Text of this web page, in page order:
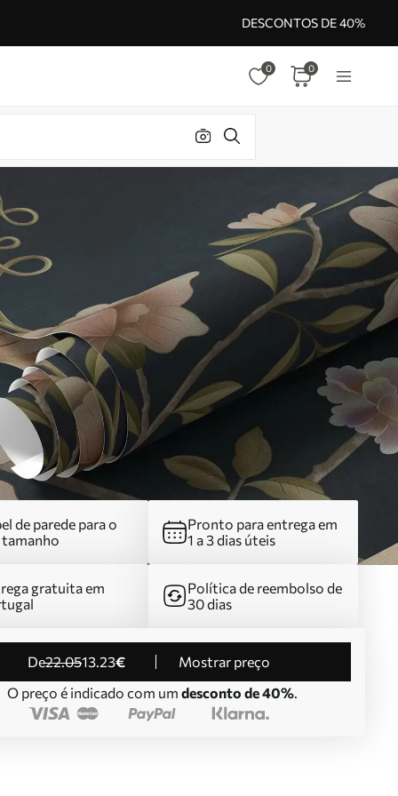
DESCONTOS DE 40%
0 0
de parede para o
tamanho
Pronto para entrega em
1 a 3 dias úteis
gratuita em
Política de reembolso de
30 dias
de22.0513.23€
Mostrar preço
O preço é indicado com um desconto de 40%.